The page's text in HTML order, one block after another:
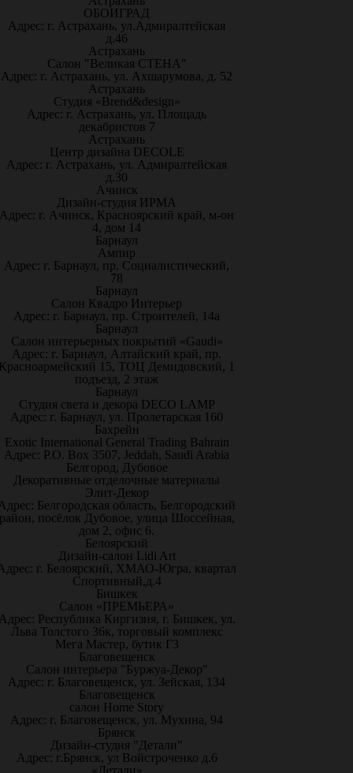
ОБОИГРАД
Адрес: г. Астрахань, ул.Адмиралтейская
д.46
Астрахань
Салон "Великая СТЕНА"
Адрес: г. Астрахань, ул. Ахшарумова, д. 52
Астрахань
Студия «Brend&design»
Адрес: г. Астрахань, ул. Площадь
декабристов 7
Астрахань
Центр дизайна DECOLE
Адрес: г. Астрахань, ул. Адмиралтейская
д.30
Ачинск
Дизайн-студия ИРМА
Адрес: г. Ачинск, Красноярский край, м-он
4, дом 14
Барнаул
Ампир
Адрес: г. Барнаул, пр. Социалистический,
78
Барнаул
Салон Квадро Интерьер
Адрес: г. Барнаул, пр. Строителей, 14а
Барнаул
Салон интерьерных покрытий «Gaudi»
Адрес: г. Барнаул, Алтайский край, пр.
15, ТОЦ Демидовский, 1
подъезд, 2 этаж
Барнаул
Студия света и декора DECO LAMP
Адрес: г. Барнаул, ул. Пролетарская 160
Бахрейн
Exotic International General Trading Bahrain
Адрес: P.O. Box 3507, Jeddah, Saudi Arabia
Белгород, Дубовое
Декоративные отделочные материалы
Элит-Декор
Белгородская область, Белгородский
посёлок Дубовое, улица Шоссейная,
дом 2, офис 6.
Белоярский
Дизайн-салон Lidi Art
г. Белоярский, ХМАО-Югра, квартал
Спортивный,д.4
Бишкек
Салон «ПРЕМЬЕРА»
Республика Киргизия, г. Бишкек, ул.
Льва Толстого 36к, торговый комплекс
Мега Мастер, бутик Г3
Благовещенск
Салон интерьера "Буржуа-Декор"
Адрес: г. Благовещенск, ул. Зейская, 134
Благовещенск
салон Home Story
Адрес: г. Благовещенск, ул. Мухина, 94
Брянск
Дизайн-студия "Детали"
Адрес: г.Брянск, ул Войстроченко д.6
«Детали»